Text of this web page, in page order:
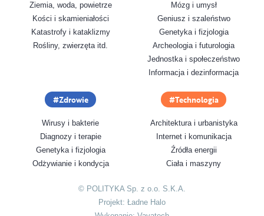
Ziemia, woda, powietrze
Kości i skamieniałości
Katastrofy i kataklizmy
Rośliny, zwierzęta itd.
Mózg i umysł
Geniusz i szaleństwo
Genetyka i fizjologia
Archeologia i futurologia
Jednostka i społeczeństwo
Informacja i dezinformacja
Zdrowie
Wirusy i bakterie
Diagnozy i terapie
Genetyka i fizjologia
Odżywianie i kondycja
Technologia
Architektura i urbanistyka
Internet i komunikacja
Źródła energii
Ciała i maszyny
© POLITYKA Sp. z o.o. S.K.A.
Projekt: Ładne Halo